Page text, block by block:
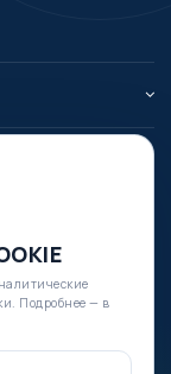
Подробнее — в